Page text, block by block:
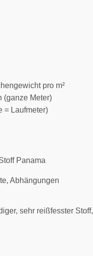
pro m²
(ganze Meter)
= Laufmeter)
Panama
Abhängungen
sehr reißfesster